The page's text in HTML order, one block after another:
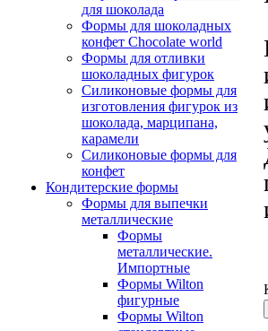
для шоколада
Формы для шоколадных
конфет Сhocolate world
Формы для отливки
шоколадных фигурок
Силиконовые формы для
изготовления фигурок из
шоколада, марципана,
карамели
Силиконовые формы для
конфет
Кондитерские формы
Формы для выпечки
металлические
Формы
металлические.
Импортные
Формы Wilton
фигурные
Формы Wilton